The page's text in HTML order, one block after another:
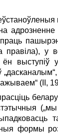
правіла), у
выступіў
(II,
формы